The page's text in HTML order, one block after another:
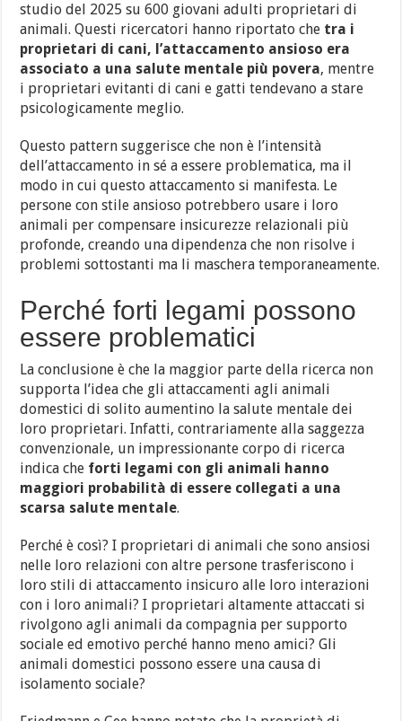
studio del 2025 su 600 giovani adulti proprietari di
animali. Questi ricercatori hanno riportato che tra i
proprietari di cani, l’attaccamento ansioso era
associato a una salute mentale più povera, mentre
i proprietari evitanti di cani e gatti tendevano a stare
psicologicamente meglio.
Questo pattern suggerisce che non è l’intensità
dell’attaccamento in sé a essere problematica, ma il
modo in cui questo attaccamento si manifesta. Le
persone con stile ansioso potrebbero usare i loro
animali per compensare insicurezze relazionali più
profonde, creando una dipendenza che non risolve i
problemi sottostanti ma li maschera temporaneamente.
Perché forti legami possono
essere problematici
La conclusione è che la maggior parte della ricerca non
supporta l’idea che gli attaccamenti agli animali
domestici di solito aumentino la salute mentale dei
loro proprietari. Infatti, contrariamente alla saggezza
convenzionale, un impressionante corpo di ricerca
indica che forti legami con gli animali hanno
maggiori probabilità di essere collegati a una
scarsa salute mentale.
Perché è così? I proprietari di animali che sono ansiosi
nelle loro relazioni con altre persone trasferiscono i
loro stili di attaccamento insicuro alle loro interazioni
con i loro animali? I proprietari altamente attaccati si
rivolgono agli animali da compagnia per supporto
sociale ed emotivo perché hanno meno amici? Gli
animali domestici possono essere una causa di
isolamento sociale?